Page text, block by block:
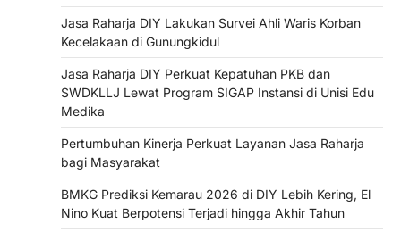
Jasa Raharja DIY Lakukan Survei Ahli Waris Korban
Kecelakaan di Gunungkidul
Jasa Raharja DIY Perkuat Kepatuhan PKB dan
SWDKLLJ Lewat Program SIGAP Instansi di Unisi Edu
Medika
Pertumbuhan Kinerja Perkuat Layanan Jasa Raharja
bagi Masyarakat
BMKG Prediksi Kemarau 2026 di DIY Lebih Kering, El
Nino Kuat Berpotensi Terjadi hingga Akhir Tahun